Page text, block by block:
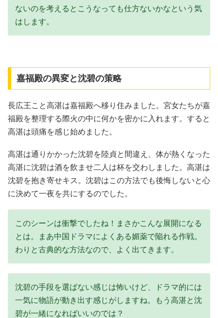
ないのを考えるとこうなっても仕方ないかなという気
はします。
嘉福殿の異変と沈碧の策略
長広王こと高湛は嘉福殿へ移り住みました。宮女たちが嘉
福殿を整理する際火の中に何かを密かに入れます。すると
高湛は頭痛を感じ始めました。
高湛は通りかかった沈碧を陸貞と間違え、体が熱くなった
高湛に沈碧は酒を飲ませ二人は杯を交わしました。高湛は
沈碧を抱き寄せキス。沈碧はこの方法でも後悔しないと心
に決めて一夜を共にするのでした。
このシーンは衝撃でしたね！まさかこんな展開になる
とは。まあ中国ドラマによくある媚薬で陥れる作戦。
わりと古典的な方法なので、よく出てきます。
沈碧の手段を選ばない感じは怖いけど、ドラマ的には
一気に物語が動き出す感じがしますね。もう高湛と沈
碧が一緒になればいいのでは？